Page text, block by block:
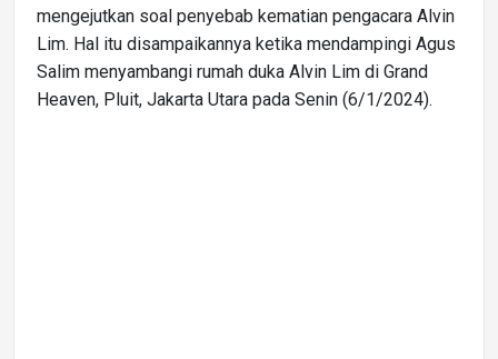
mengejutkan soal penyebab kematian pengacara Alvin
Lim. Hal itu disampaikannya ketika mendampingi Agus
Salim menyambangi rumah duka Alvin Lim di Grand
Heaven, Pluit, Jakarta Utara pada Senin (6/1/2024).